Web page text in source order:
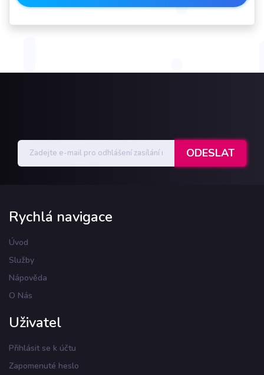
Rychlá navigace
Úvod
Služby
Nápověda
O Nás
Uživatel
Přihlásit se k účtu
Zapomenuté heslo